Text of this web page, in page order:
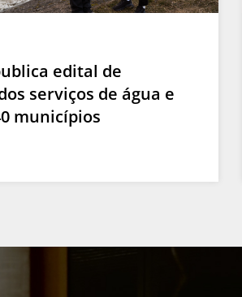
edital de
serviços de água e
municípios